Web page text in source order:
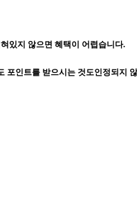
있지 않으면 혜택이 어렵습니다.
포인트를 받으시는 것도인정되지